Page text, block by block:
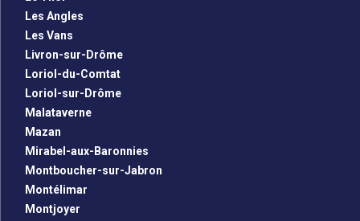
Les Angles
Les Vans
Livron-sur-Drôme
Loriol-du-Comtat
Loriol-sur-Drôme
Malataverne
Mazan
Mirabel-aux-Baronnies
Montboucher-sur-Jabron
Montélimar
Montjoyer